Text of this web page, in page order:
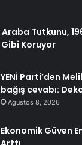
Araba Tutkunu,
Gibi Koruyor
YENİ Parti’den
bağış cevabı:
Ağustos 8, 2026
Ekonomik Güven